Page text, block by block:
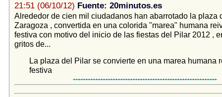
21:51 (06/10/12) Fuente: 20minutos.es
Alrededor de cien mil ciudadanos han abarrotado la plaza
Zaragoza , convertida en una colorida "marea" humana
festiva con motivo del inicio de las fiestas del Pilar 2012 ,
gritos de...
La plaza del Pilar se convierte en una marea humana
festiva